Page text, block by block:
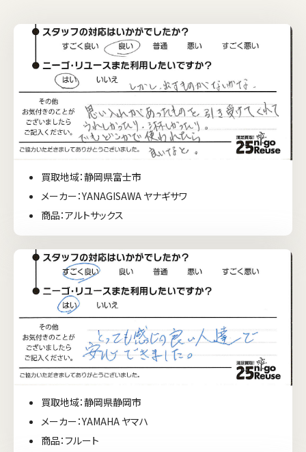
買取地域：静岡県富士市
メーカー：YANAGISAWA ヤナギサワ
商品：アルトサックス
買取地域：静岡県静岡市
メーカー：YAMAHA ヤマハ
商品：フルート